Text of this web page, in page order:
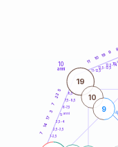
10
anni
1-2,5
2,5-3,5
3,5-4
6-7,5
7,5-8,5
8,5-9
11-12,5
12,5-13,5
13,5-14
7
14
17
3
7
22
5
11
10
19
9
8
19
10
9
5anni
15